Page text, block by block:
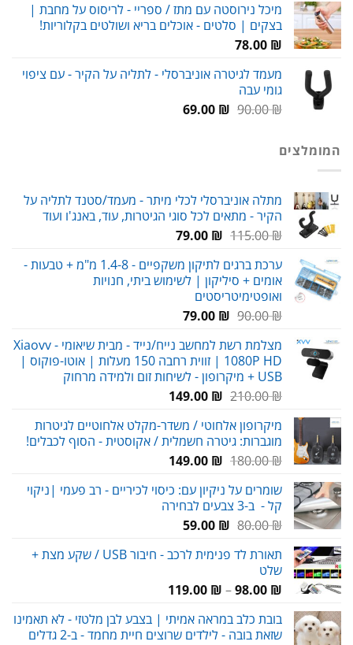
היה:
180.00 ₪.
הוא:
120.00 ₪.
מיכל נירוסטה עם מתז / ספריי - לריסוס על מחבת |
בצקים | סלטים - אוכלים בריא ושולטים בקלוריות!
78.00 ₪
מעמד לגיטרה אוניברסלי - לתליה על הקיר - עם ציפוי
גומי עבה
90.00₪
המחיר69.00 ₪
המחיר
המומלצים
מתלה אוניברסלי לכלי מיתר - מעמד/סטנד לתליה על
הקיר - מתאים לכל סוגי הגיטרות, עוד, באנג'ו ועוד
115.00₪
המחיר
היה:
115.00 ₪.
79.00 ₪
המחיר
הוא:
79.00 ₪.
ערכת ברגים לתיקון משקפיים - 1.4-8 מ"מ + טבעות -
אומים + סיליקון | לשימוש ביתי, חנויות
ואופטימיטריסטים
90.00₪
המחיר
היה:
90.00 ₪.
79.00 ₪
המחיר
הוא:
79.00 ₪.
מצלמת רשת למחשב נייח/נייד - מבית שיאומי Xiaovv -
1080P HD | זווית רחבה 150 מעלות | אוטו-פוקוס |
USB + מיקרופון - לשיחות זום ולמידה מרחוק
210.00₪
המחיר
היה:
210.00 ₪.
149.00 ₪
המחיר
הוא:
149.00 ₪.
מיקרופון אלחוטי / משדר-מקלט אלחוטיים לגיטרות
מוגברות: גיטרה חשמלית / אקוסטית - הסוף לכבלים!
180.00₪
המחיר
היה:
180.00 ₪.
149.00 ₪
המחיר
הוא:
149.00 ₪.
שומרים על ניקיון עם: כיסוי לכיריים - רב פעמי |ניקוי
קל - ב-3 צבעים לבחירה
80.00₪
המחיר
היה:
59.00 ₪
המחיר
הוא:
תאורת לד פנימית לרכב - חיבור USB / שקע מצת +
שלט
98.00 ₪
–
119.00 ₪
עד
בובת כלב במראה אמיתי | בצבע לבן מלטזי - לא תאמינו
שזאת בובה - לילדים שרוצים חיית מחמד - ב-2 גדלים